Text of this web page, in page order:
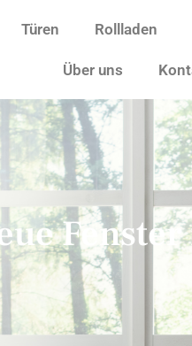
Türen Rollladen
Über uns